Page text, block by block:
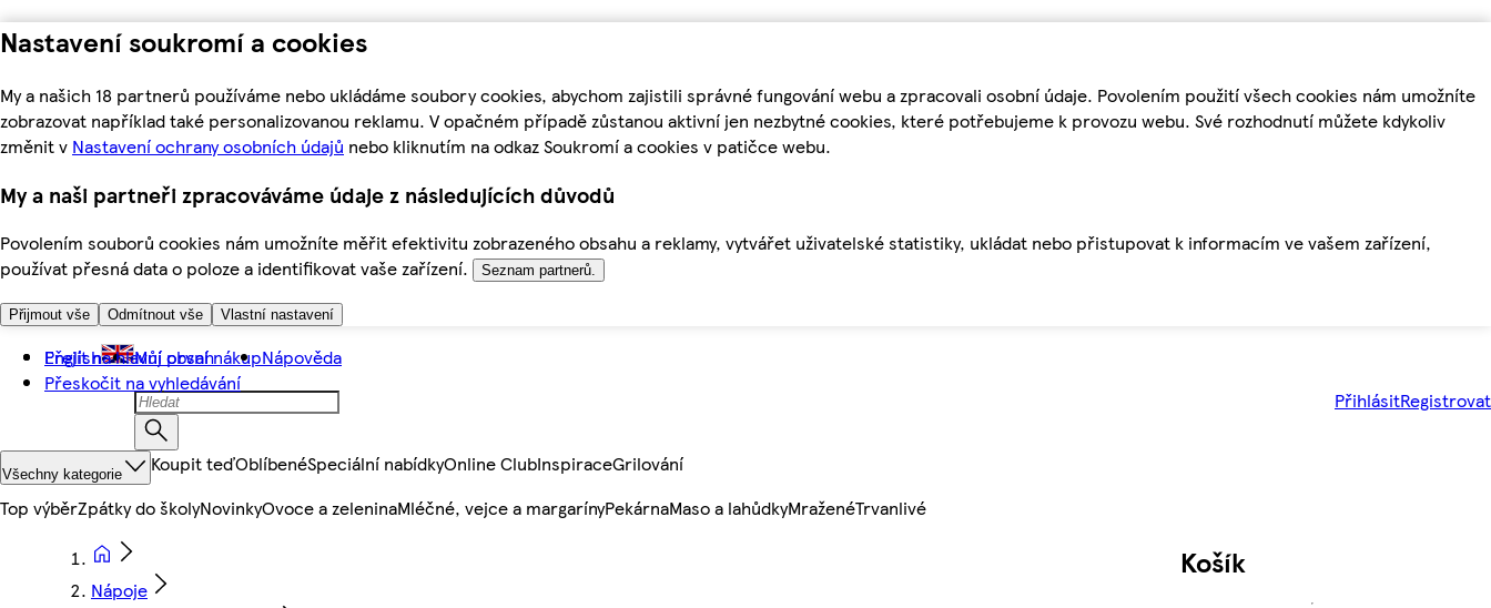
Nastavení soukromí a cookies
My a našich 18 partnerů používáme nebo ukládáme soubory cookies, abychom zajistili správné fungování webu a zpracovali osobní údaje. Povolením použití všech cookies nám umožníte
zobrazovat například také personalizovanou reklamu. V opačném případě zůstanou aktivní jen nezbytné cookies, které potřebujeme k provozu webu. Své rozhodnutí můžete kdykoliv
změnit v Nastavení ochrany osobních údajů nebo kliknutím na odkaz Soukromí a cookies v patičce webu.
My a naši partneři zpracováváme údaje z následujících důvodů
Povolením souborů cookies nám umožníte měřit efektivitu zobrazeného obsahu a reklamy, vytvářet uživatelské statistiky, ukládat nebo přistupovat k informacím ve vašem zařízení,
používat přesná data o poloze a identifikovat vaše zařízení.
Seznam partnerů.
Přijmout vše Odmítnout vše Vlastní nastavení
Přejít na hlavní obsah
Přeskočit na vyhledávání
English Můj první nákupNápověda
PřihlásitRegistrovat
Všechny kategorie Koupit teďOblíbenéSpeciální nabídkyOnline ClubInspiraceGrilování
Top výběrZpátky do školyNovinkyOvoce a zeleninaMléčné, vejce a margarínyPekárnaMaso a lahůdkyMraženéTrvanlivé
Nápoje
Košík